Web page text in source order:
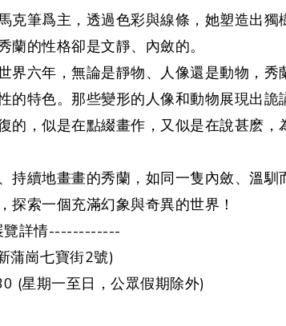
克筆爲主，透過色彩與線條，她塑造出
蘭的性格卻是文靜、內斂的。
界六年，無論是靜物、人像還是動物，
的特色。那些變形的人像和動物展現出
的，似是在點綴畫作，又似是在說甚麽，
持續地畫畫的秀蘭，如同一隻內斂、溫
探索一個充滿幻象與奇異的世界！
詳情------------
蒲崗七寶街2號)
(星期一至日，公眾假期除外)